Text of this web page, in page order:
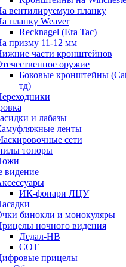
вентилируемую планку
планку Weaver
Recknagel (Era Tac)
призму 11-12 мм
части кронштейнов
оружие
Боковые кронштейны
тд)
и лабазы
ленты
сети
топоры
видение
ИК-фонари ЛЦУ
бинокли и монокуляры
ночного видения
Дедал-НВ
СОТ
прицелы